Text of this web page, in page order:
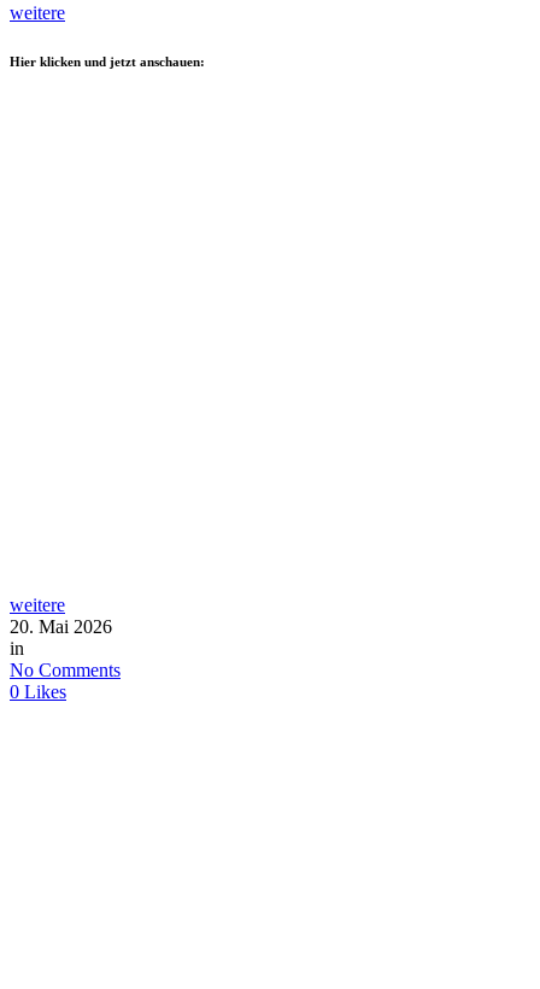
weitere
Hier klicken und jetzt anschauen:
weitere
20. Mai 2026
in
No Comments
0 Likes